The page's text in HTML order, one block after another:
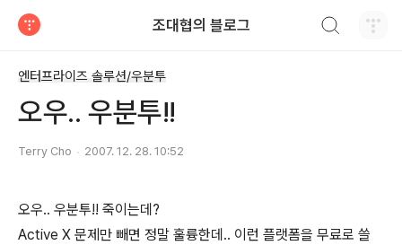
조대협의 블로그
엔터프라이즈 솔루션/우분투
오우.. 우분투!!
Terry Cho 2007. 12. 28. 10:52
오우.. 우분투!! 죽이는데?
Active X 문제만 빼면 정말 훌륭한데.. 이런 플랫폼을 무료로 쓸